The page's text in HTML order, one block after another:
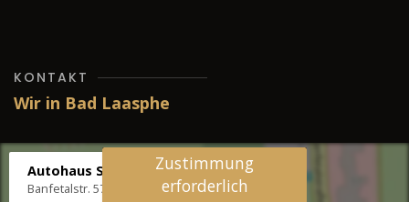
KONTAKT
Wir in Bad Laasphe
Autohaus Stenger
Banfetalstr. 57, 57334 Bad Laasphe
Zustimmung
erforderlich